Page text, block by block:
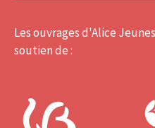
Les ouvrages d'Alice
soutien de :